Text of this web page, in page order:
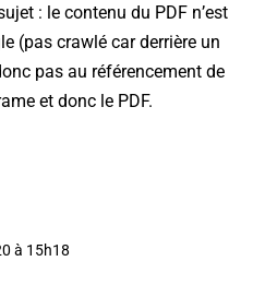
: le contenu du PDF n’est
(pas crawlé car derrière un
pas au référencement de
et donc le PDF.
à 15h18